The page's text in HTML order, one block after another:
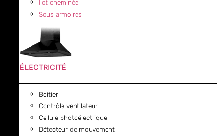
Îlot cheminée
Sous armoires
ÉLECTRICITÉ
Boitier
Contrôle ventilateur
Cellule photoélectrique
Détecteur de mouvement